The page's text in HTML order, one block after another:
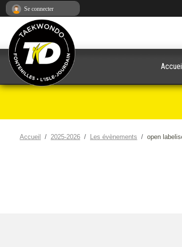
Accueil 2025-2026 Les évènements open
Se connecter
Panneau de gestion des cookies